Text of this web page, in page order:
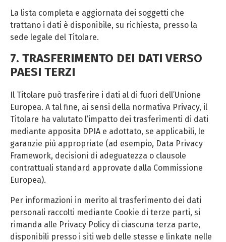
La lista completa e aggiornata dei soggetti che
trattano i dati è disponibile, su richiesta, presso la
sede legale del Titolare.
7. TRASFERIMENTO DEI DATI VERSO
PAESI TERZI
Il Titolare può trasferire i dati al di fuori dell’Unione
Europea. A tal fine, ai sensi della normativa Privacy, il
Titolare ha valutato l’impatto dei trasferimenti di dati
mediante apposita DPIA e adottato, se applicabili, le
garanzie più appropriate (ad esempio, Data Privacy
Framework, decisioni di adeguatezza o clausole
contrattuali standard approvate dalla Commissione
Europea).
Per informazioni in merito al trasferimento dei dati
personali raccolti mediante Cookie di terze parti, si
rimanda alle Privacy Policy di ciascuna terza parte,
disponibili presso i siti web delle stesse e linkate nelle